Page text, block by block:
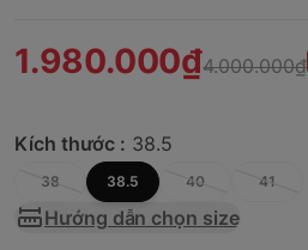
1.980.000₫4.000.000₫
Kích thước : 38.5
38 38.5 40 41
Hướng dẫn chọn size